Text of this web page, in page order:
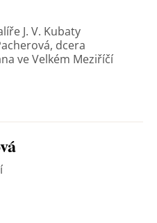
J. V. Kubaty
dcera
ve Velkém Meziříčí